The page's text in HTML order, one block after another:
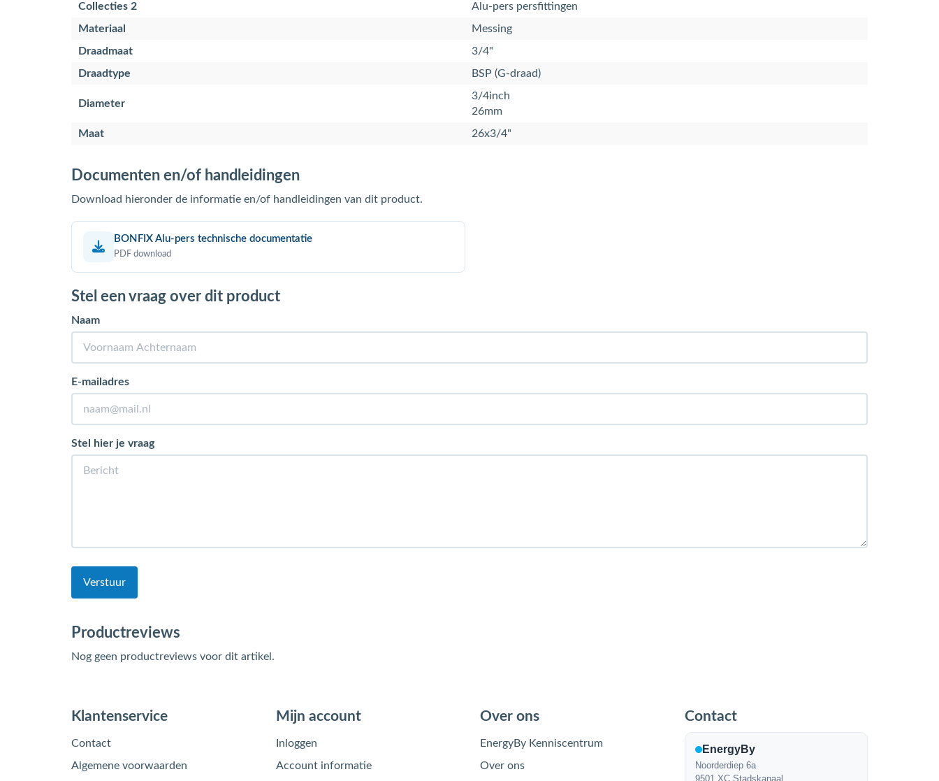
Collecties 2
Alu-pers persfittingen
Materiaal
Messing
Draadmaat
3/4"
Draadtype
BSP (G-draad)
Diameter
3/4inch
26mm
Maat
26x3/4"
Documenten en/of handleidingen
Download hieronder de informatie en/of handleidingen van dit product.
BONFIX Alu-pers technische documentatie
PDF download
Stel een vraag over dit product
Naam
E-mailadres
Stel hier je vraag
Verstuur
Productreviews
Nog geen productreviews voor dit artikel.
Klantenservice
Contact
Algemene voorwaarden
Mijn account
Inloggen
Account informatie
Over ons
EnergyBy Kenniscentrum
Over ons
Contact
EnergyBy
Noorderdiep 6a
9501 XC Stadskanaal